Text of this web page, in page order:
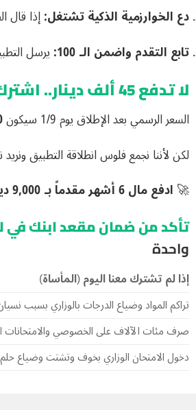
دع الخوارزمية الذكية تشتغل:إذا قال
تابع التقدم واضمن الـ 100:
يرسل
لا تدفع 45 ألف دينار.. اشترك الآن بـ 9 ألف فقط لـ 6 أشهر!
السعر الرسمي بعد الإطلاق يوم 1/9 سيكون
لكن لأننا نجمع فلوس انطلاقة التطبيق ونريد
🚀ادفع مال 6 أشهر مقدماً بـ 9,000 دينار فقط أول مرة! (يعني وفرت 36 ألف دينار عراقي!).
تأكد من ضمان مقعد ابنك في
واحدة
إذا لم تشترك معنا اليوم (المأساة)
تراكم المواد وضياع الدرجات بالوزاري بسبب
صرف مئات الآلاف على الخصوصي والامتحانات
دخول الامتحان الوزاري بخوف وتشتت وضياع حلم